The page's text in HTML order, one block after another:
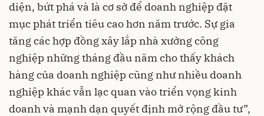
diện, bứt phá và là cơ sở để doanh nghiệp đặt
mục phát triển tiêu cao hơn năm trước. Sự gia
tăng các hợp đồng xây lắp nhà xưởng công
nghiệp những tháng đầu năm cho thấy khách
hàng của doanh nghiệp cũng như nhiều doanh
nghiệp khác vẫn lạc quan vào triển vọng kinh
doanh và mạnh dạn quyết định mở rộng đầu tư”,